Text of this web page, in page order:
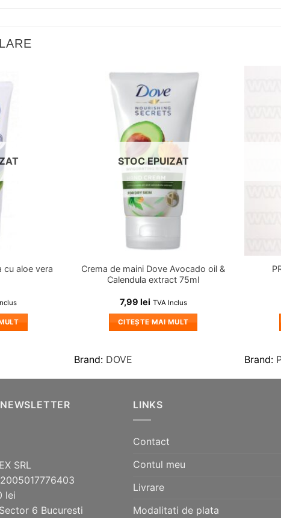
cu aloe vera
STOC EPUIZAT
Crema de maini Dove Avocado oil &
Calendula extract 75ml
7,99 lei TVA Inclus
CITEȘTE MAI MULT
Brand: DOVE Brand:
SRL
lei
6 Bucuresti
LINKS
Contact
Contul meu
Livrare
Modalitati de plata